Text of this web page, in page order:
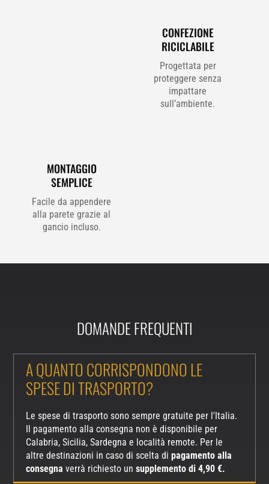
CONFEZIONE
RICICLABILE
Progettata per
proteggere senza
impattare
sull’ambiente.
MONTAGGIO
SEMPLICE
Facile da appendere
alla parete grazie al
gancio incluso.
DOMANDE FREQUENTI
A QUANTO CORRISPONDONO LE
SPESE DI TRASPORTO?
Le spese di trasporto sono sempre gratuite per l'Italia.
Il pagamento alla consegna non è disponibile per
Calabria, Sicilia, Sardegna e località remote. Per le
altre destinazioni in caso di scelta dipagamento alla
consegna verrà richiesto unsupplemento di 4,90 €.